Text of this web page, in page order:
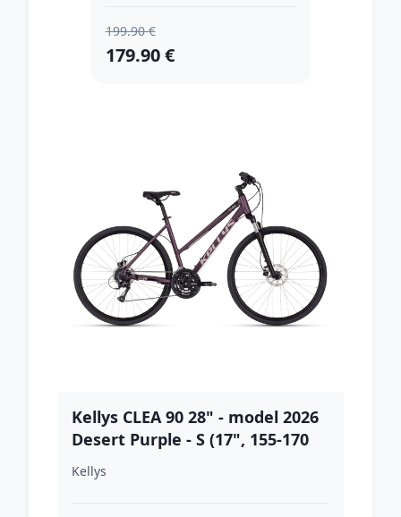
199.90 €
179.90 €
Kellys CLEA 90 28" - model 2026
Desert Purple - S (17", 155-170
cm)
Kellys